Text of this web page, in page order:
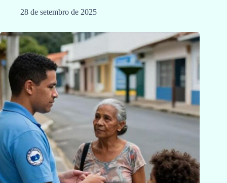
28 de setembro de 2025